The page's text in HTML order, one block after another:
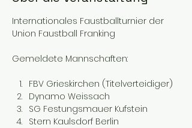
Internationales Faustballturnier der
Union Faustball Franking
Gemeldete Mannschaften:
FBV Grieskirchen (Titelverteidiger)
Dynamo Weissach
SG Festungsmauer Kufstein
Stern Kaulsdorf Berlin